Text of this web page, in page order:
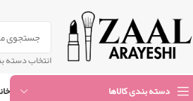
انتخاب دسته
دسته بندی کالاها